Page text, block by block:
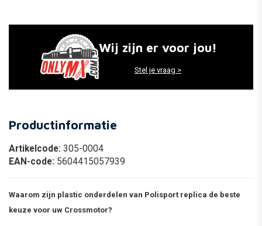
Wij zijn er voor jou!
Stel je vraag >
Productinformatie
Artikelcode: 305-0004
EAN-code: 5604415057939
Waarom zijn plastic onderdelen van Polisport replica de beste
keuze voor uw Crossmotor?